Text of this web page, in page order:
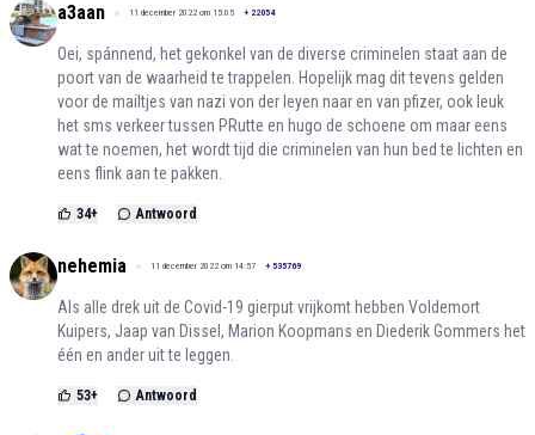
a3aan 11 december 2022 om 15:05 + 22054
Oei, spánnend, het gekonkel van de diverse criminelen staat aan de
poort van de waarheid te trappelen. Hopelijk mag dit tevens gelden
voor de mailtjes van nazi von der leyen naar en van pfizer, ook leuk
het sms verkeer tussen PRutte en hugo de schoene om maar eens
wat te noemen, het wordt tijd die criminelen van hun bed te lichten en
eens flink aan te pakken.
34+ Antwoord
nehemia 11 december 2022 om 14:57 + 535769
Als alle drek uit de Covid-19 gierput vrijkomt hebben Voldemort
Kuipers, Jaap van Dissel, Marion Koopmans en Diederik Gommers het
één en ander uit te leggen.
53+ Antwoord